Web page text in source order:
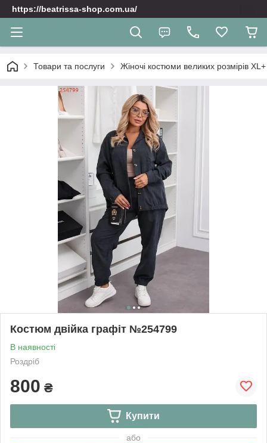
https://beatrissa-shop.com.ua/
Товари та послуги Жіночі костюми великих розмірів
Костюм двійка графіт №254799
В наявності
Роздріб
800 ₴
Купити
або